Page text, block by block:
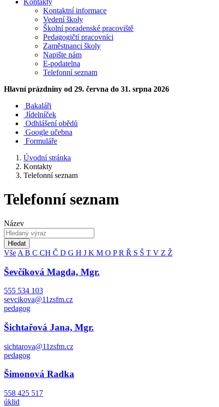
Kontakty
Kontaktní informace
Vedení školy
Školní poradenské pracoviště
Pedagogičtí pracovníci
Zaměstnanci školy
Napište nám
E-podatelna
Telefonní seznam
Hlavní prázdniny od 29. června do 31. srpna 2026
Bakaláři
Jídelníček
Odhlášení obědů
Google učebna
Formuláře
Úvodní stránka
Kontakty
Telefonní seznam
Telefonní seznam
Název
Hledat
Vše A B C CH Č D G H J K M O PR Ř S Š T V Z Ž
Ševčíková Magda, Mgr.
555 534 103
sevcikova@11zsfm.cz
pedagog
Šichtařová Jana, Mgr.
sichtarova@11zsfm.cz
pedagog
Šimonová Radka
558 425 517
úklid